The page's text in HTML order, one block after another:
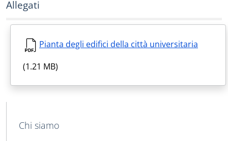
Allegati
Pianta degli edifici della città universitaria
(1.21 MB)
MAIN NAVIGATION
Chi siamo